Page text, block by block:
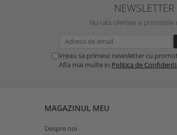
NEWSLETTER
Nu rata ofertele si promotiile
Vreau sa primesc newsletter cu
Afla mai multe in Politica de
MAGAZINUL MEU
Despre noi